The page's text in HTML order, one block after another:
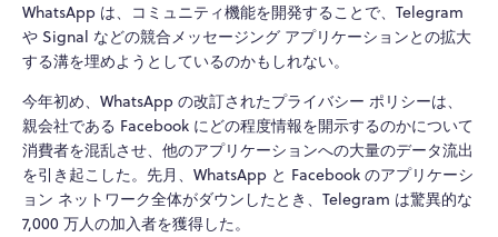
WhatsApp は、コミュニティ機能を開発することで、Telegram
や Signal などの競合メッセージング アプリケーションとの拡大
する溝を埋めようとしているのかもしれない。
今年初め、WhatsApp の改訂されたプライバシー ポリシーは、
親会社である Facebook にどの程度情報を開示するのかについて
消費者を混乱させ、他のアプリケーションへの大量のデータ流出
を引き起こした。先月、WhatsApp と Facebook のアプリケーシ
ョン ネットワーク全体がダウンしたとき、Telegram は驚異的な
7,000 万人の加入者を獲得した。